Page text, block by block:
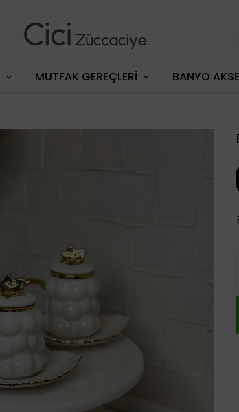
MUTFAK GEREÇLERİ BANYO